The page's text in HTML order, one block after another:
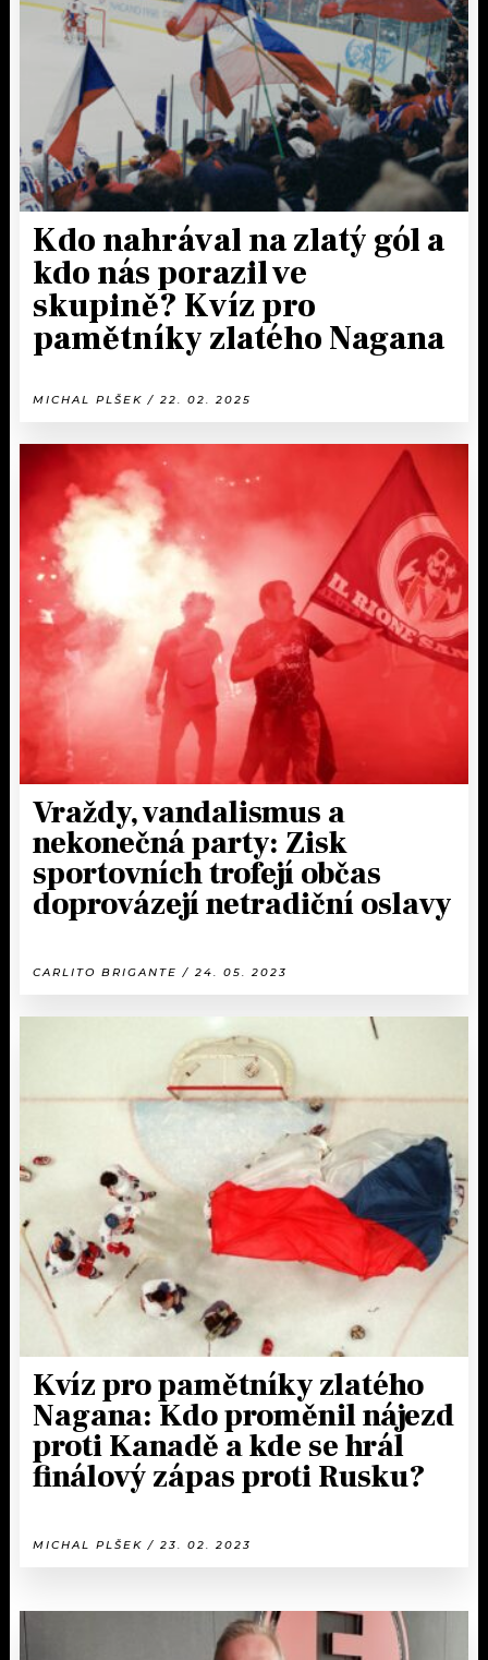
KALENDÁŘ
KVÍZY
VIP
TRENDY
MIX
OSTATNÍ
PROGRAM
PLAYLIST
JAK NALADIT
Kdo nahrával na zlatý gól a
kdo nás porazil ve
skupině? Kvíz pro
pamětníky zlatého Nagana
MICHAL PLŠEK / 22. 02. 2025
Vraždy, vandalismus a
nekonečná party: Zisk
sportovních trofejí občas
doprovázejí netradiční oslavy
CARLITO BRIGANTE / 24. 05. 2023
Kvíz pro pamětníky zlatého
Nagana: Kdo proměnil nájezd
proti Kanadě a kde se hrál
finálový zápas proti Rusku?
MICHAL PLŠEK / 23. 02. 2023